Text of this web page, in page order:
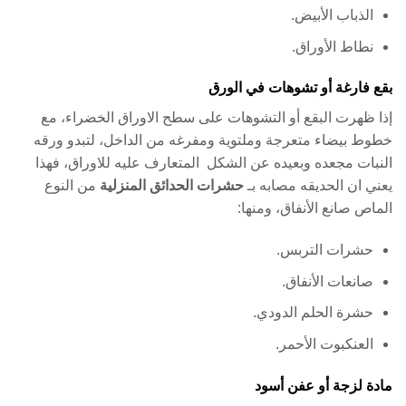
الذباب الأبيض.
نطاط الأوراق.
بقع فارغة أو تشوهات في الورق
إذا ظهرت البقع أو التشوهات على سطح الاوراق الخضراء، مع
خطوط بيضاء متعرجة وملتوية ومفرغه من الداخل، لتبدو ورقه
النبات مجعده وبعيده عن الشكل المتعارف عليه للاوراق، فهذا
يعني ان الحديقه مصابه بـ حشرات الحدائق المنزلية من النوع
الماص صانع الأنفاق، ومنها:
حشرات التربس.
صانعات الأنفاق.
حشرة الحلم الدودي.
العنكبوت الأحمر.
مادة لزجة أو عفن أسود